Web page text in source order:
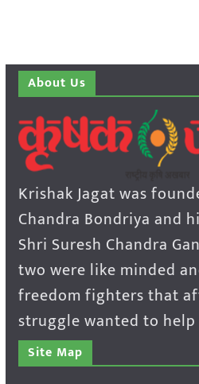
About Us
Krishak Jagat was
Chandra Bondriya and
Shri Suresh Chandra
two were like minded
freedom fighters that
struggle wanted to
Site Map